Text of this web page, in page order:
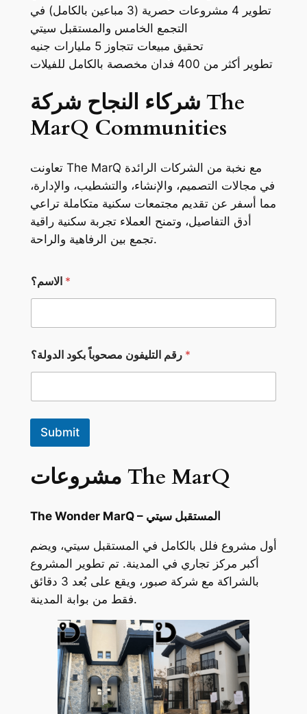
تطوير 4 مشروعات حصرية (3 مباعين بالكامل) في
التجمع الخامس والمستقبل سيتي
تحقيق مبيعات تتجاوز 5 مليارات جنيه
تطوير أكثر من 400 فدان مخصصة بالكامل للفيلات
شركاء النجاح شركة The
MarQ Communities
تعاونت The MarQ مع نخبة من الشركات الرائدة
في مجالات التصميم، والإنشاء، والتشطيب، والإدارة،
مما أسفر عن تقديم مجتمعات سكنية متكاملة تراعي
أدق التفاصيل، وتمنح العملاء تجربة سكنية راقية
تجمع بين الرفاهية والراحة.
ص
ح
ا
ل
ت
ي
الاسم؟ *
رقم التليفون مصحوباً بكود الدولة؟ *
Submit
مشروعات The MarQ
The Wonder MarQ – المستقبل سيتي
أول مشروع فلل بالكامل في المستقبل سيتي، ويضم
أكبر مركز تجاري في المدينة. تم تطوير المشروع
بالشراكة مع شركة صبور، ويقع على بُعد 3 دقائق
فقط من بوابة المدينة.